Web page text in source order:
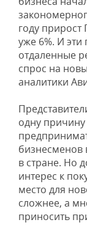
году прирост
уже 6%. И
отдаленные
спрос на
аналитики
одну
бизнесменов
в стране. Но
интерес к
место для
сложнее, а
приносить